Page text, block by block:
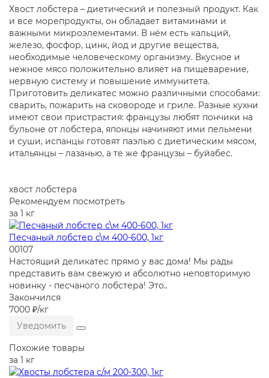
Хвост лобстера – диетический и полезный продукт. Как
и все морепродукты, он обладает витаминами и
важными микроэлементами. В нём есть кальций,
железо, фосфор, цинк, йод и другие вещества,
необходимые человеческому организму. Вкусное и
нежное мясо положительно влияет на пищеварение,
нервную систему и повышение иммунитета.
Приготовить деликатес можно различными способами:
сварить, пожарить на сковороде и гриле. Разные кухни
имеют свои пристрастия: французы любят пончики на
бульоне от лобстера, японцы начиняют ими пельмени
и суши, испанцы готовят паэлью с диетическим мясом,
итальянцы – лазанью, а те же французы – буйабес.
хвост лобстера
Рекомендуем посмотреть
за 1 кг
Песчаный лобстер с\м 400-600, 1кг
00107
Настоящий деликатес прямо у вас дома! Мы рады
представить вам свежую и абсолютно неповторимую
новинку - песчаного лобстера! Это..
Закончился
7000 ₽/кг
Уведомить
Похожие товары
за 1 кг